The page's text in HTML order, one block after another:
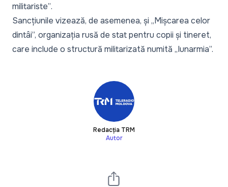
militariste”.
Sancțiunile vizează, de asemenea, și „Mișcarea celor
dintâi”, organizația rusă de stat pentru copii și tineret,
care include o structură militarizată numită „Iunarmia”.
Redacția TRM
Autor